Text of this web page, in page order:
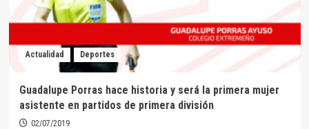
desaparecido
en
pantano
de
Orellana
Actualidad Deportes
Guadalupe Porras hace historia y será la primera mujer
asistente en partidos de primera división
02/07/2019